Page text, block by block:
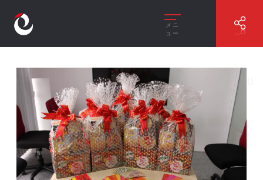
メニ
ュー
HAPPY LUNAR NEW YEAR 2018 – MỪNG XUÂN MẬU
TUẤT 2018